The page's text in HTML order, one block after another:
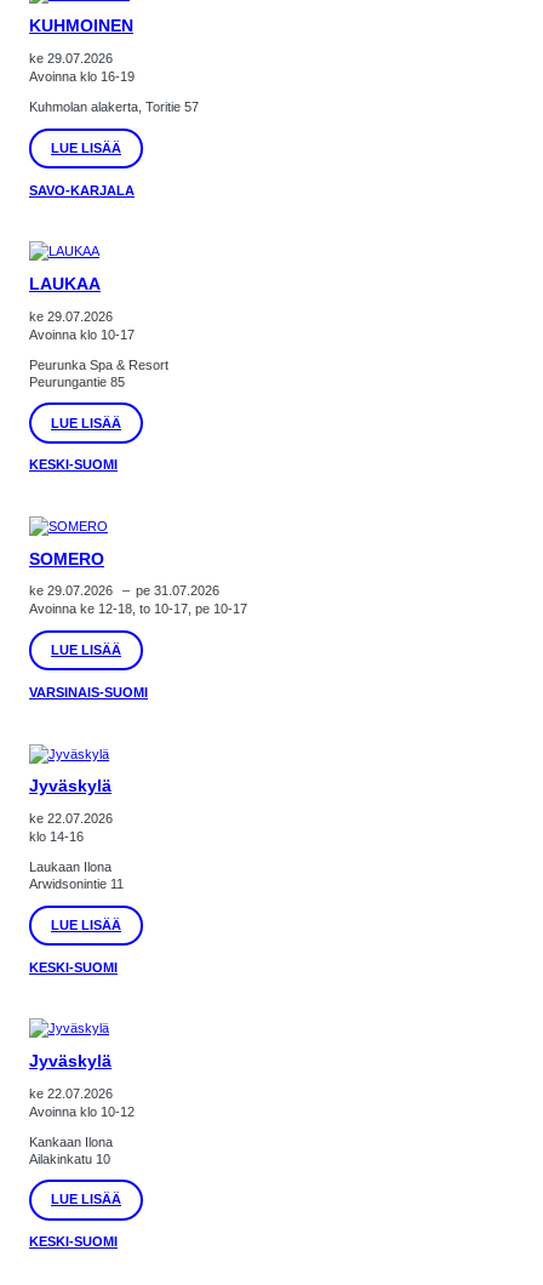
KUHMOINEN
ke 29.07.2026
Avoinna klo 16-19
Kuhmolan alakerta, Toritie 57
LUE LISÄÄ
KUHMOINEN
SAVO-KARJALA
LAUKAA
ke 29.07.2026
Avoinna klo 10-17
Peurunka Spa & Resort
Peurungantie 85
LUE LISÄÄ
LAUKAA
KESKI-SUOMI
SOMERO
ke 29.07.2026 – pe 31.07.2026
Avoinna ke 12-18, to 10-17, pe 10-17
LUE LISÄÄ
SOMERO
VARSINAIS-SUOMI
Jyväskylä
ke 22.07.2026
klo 14-16
Laukaan Ilona
Arwidsonintie 11
LUE LISÄÄ
JYVÄSKYLÄ
KESKI-SUOMI
Jyväskylä
ke 22.07.2026
Avoinna klo 10-12
Kankaan Ilona
Ailakinkatu 10
LUE LISÄÄ:
JYVÄSKYLÄ
KESKI-SUOMI